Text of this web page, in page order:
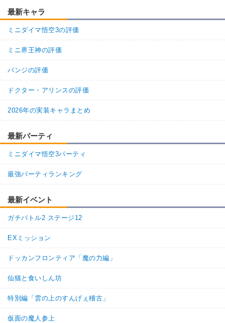
最新キャラ
ミニダイマ悟空3の評価
ミニ界王神の評価
パンジの評価
ドクター・アリンスの評価
2026年の実装キャラまとめ
最新パーティ
ミニダイマ悟空3パーティ
最強パーティランキング
最新イベント
ガチバトル2 ステージ12
EXミッション
ドッカンフロンティア「魔の力編」
仙猫と食いしん坊
特別編「雲の上のすんげぇ稽古」
仮面の魔人参上